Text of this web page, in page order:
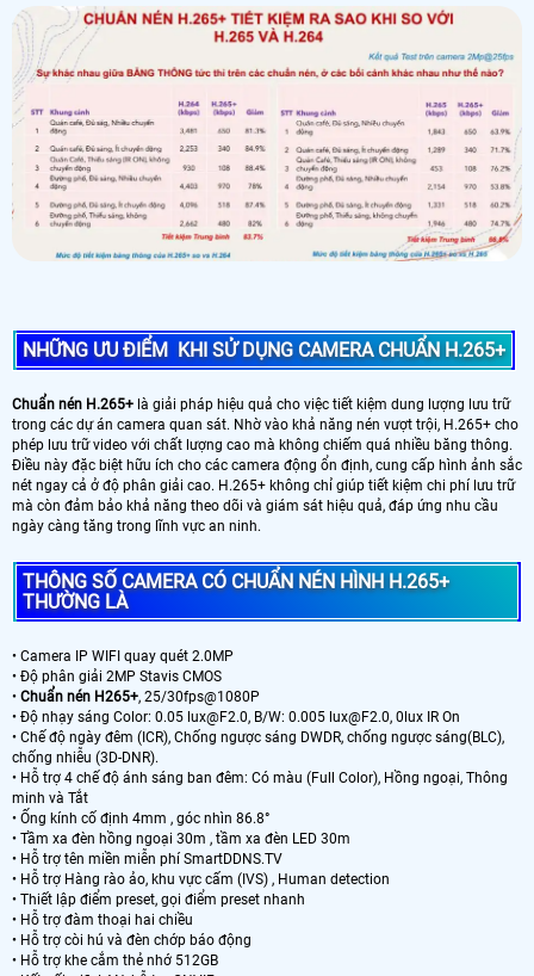
NHỮNG ƯU ĐIỂM KHI SỬ DỤNG CAMERA CHUẨN H.265+
Chuẩn nén H.265+ là giải pháp hiệu quả cho việc tiết kiệm dung lượng lưu trữ
trong các dự án camera quan sát. Nhờ vào khả năng nén vượt trội, H.265+ cho
phép lưu trữ video với chất lượng cao mà không chiếm quá nhiều băng thông.
Điều này đặc biệt hữu ích cho các camera động ổn định, cung cấp hình ảnh sắc
nét ngay cả ở độ phân giải cao. H.265+ không chỉ giúp tiết kiệm chi phí lưu trữ
mà còn đảm bảo khả năng theo dõi và giám sát hiệu quả, đáp ứng nhu cầu
ngày càng tăng trong lĩnh vực an ninh.
THÔNG SỐ CAMERA CÓ CHUẨN NÉN HÌNH H.265+
THƯỜNG LÀ
• Camera IP WIFI quay quét 2.0MP
• Độ phân giải 2MP Stavis CMOS
• Chuẩn nén H265+, 25/30fps@1080P
• Độ nhạy sáng Color: 0.05 lux@F2.0, B/W: 0.005 lux@F2.0, 0lux IR On
• Chế độ ngày đêm (ICR), Chống ngược sáng DWDR, chống ngược sáng(BLC),
chống nhiễu (3D-DNR).
• Hỗ trợ 4 chế độ ánh sáng ban đêm: Có màu (Full Color), Hồng ngoại, Thông
minh và Tắt
• Ống kính cố định 4mm , góc nhìn 86.8°
• Tầm xa đèn hồng ngoại 30m , tầm xa đèn LED 30m
• Hỗ trợ tên miền miễn phí SmartDDNS.TV
• Hỗ trợ Hàng rào ảo, khu vực cấm (IVS) , Human detection
• Thiết lập điểm preset, gọi điểm preset nhanh
• Hỗ trợ đàm thoại hai chiều
• Hỗ trợ còi hú và đèn chớp báo động
• Hỗ trợ khe cắm thẻ nhớ 512GB